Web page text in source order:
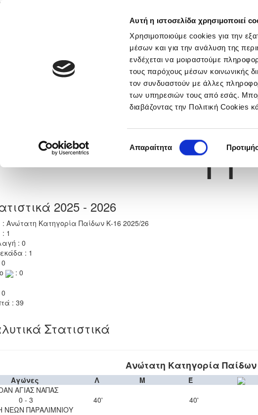
Αυτή η ιστοσελίδα χρησιμοποιεί
Χρησιμοποιούμε cookies για την
μέσων και για την ανάλυση της
ενδέχεται να μοιραστούμε
τους παρόχους μέσων κοινωνικής
τον συνδυαστούν με άλλες
των υπηρεσιών τους από εσάς.
διαβάζοντας την Πολιτική Cookies
συγκατάθεσης
Απαραίτητα
Νέα & Πληροφορίες Εθνικές Ομάδες
Previous
ΑΝΤΩΝΗΣ ΑΒΡΑΑΜ
Νούμερο Φανέλας
11
2025 - 2026
: Ανώτατη Κατηγορία Παίδων Κ-16 2025/26
1
: 0
: 1
: 0
: 39
Στατιστικά
Ανώτατη Κατηγορία Παίδων
Αγώνες Λ Μ
Έ
ΑΓΙΑΣ ΝΑΠΑΣ
0 - 3
ΝΕΩΝ ΠΑΡΑΛΙΜΝΙΟΥ
40' 40'